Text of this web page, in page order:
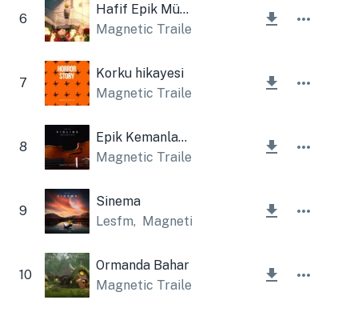
6
Hafif Epik Müzik
Magnetic Trailer
7
Korku hikayesi
Magnetic Trailer
8
Epik Kemanlar (Orkestra)
Magnetic Trailer
9
Sinema
Lesfm, Magnetic Trailer
10
Ormanda Bahar
Magnetic Trailer